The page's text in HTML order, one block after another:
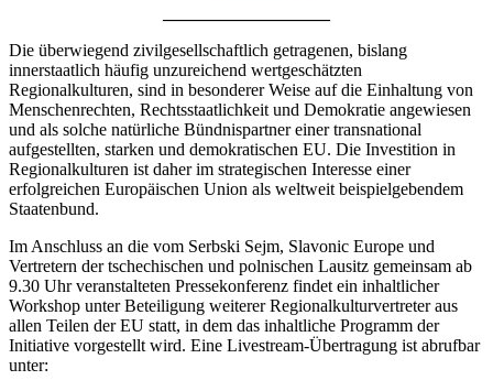
Die überwiegend zivilgesellschaftlich getragenen, bislang
innerstaatlich häufig unzureichend wertgeschätzten
Regionalkulturen, sind in besonderer Weise auf die Einhaltung von
Menschenrechten, Rechtsstaatlichkeit und Demokratie angewiesen
und als solche natürliche Bündnispartner einer transnational
aufgestellten, starken und demokratischen EU. Die Investition in
Regionalkulturen ist daher im strategischen Interesse einer
erfolgreichen Europäischen Union als weltweit beispielgebendem
Staatenbund.
Im Anschluss an die vom Serbski Sejm, Slavonic Europe und
Vertretern der tschechischen und polnischen Lausitz gemeinsam ab
9.30 Uhr veranstalteten Pressekonferenz findet ein inhaltlicher
Workshop unter Beteiligung weiterer Regionalkulturvertreter aus
allen Teilen der EU statt, in dem das inhaltliche Programm der
Initiative vorgestellt wird. Eine Livestream-Übertragung ist abrufbar
unter: